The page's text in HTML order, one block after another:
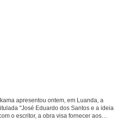
apresentou ontem, em Luanda, a
"José Eduardo dos Santos e a ideia
o escritor, a obra visa fornecer aos